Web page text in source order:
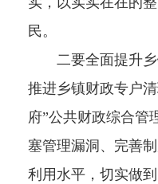
民。
二要全面提升乡
推进乡镇财政专户
府”公共财政综合管
塞管理漏洞、完善
利用水平，切实做